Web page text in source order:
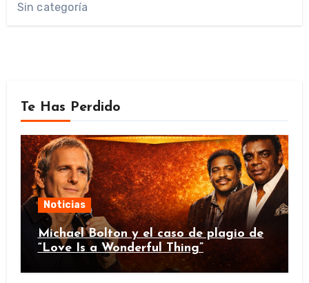
Sin categoría
Te Has Perdido
Noticias
Michael Bolton y el caso de plagio de
“Love Is a Wonderful Thing”